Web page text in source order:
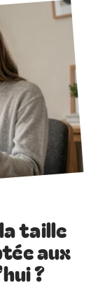
taille
aux
?